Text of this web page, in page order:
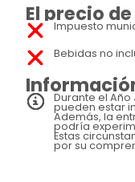
El precio
Impuesto
Bebidas no
Durante el
pueden estar
Además, la
podría
Estas
por su